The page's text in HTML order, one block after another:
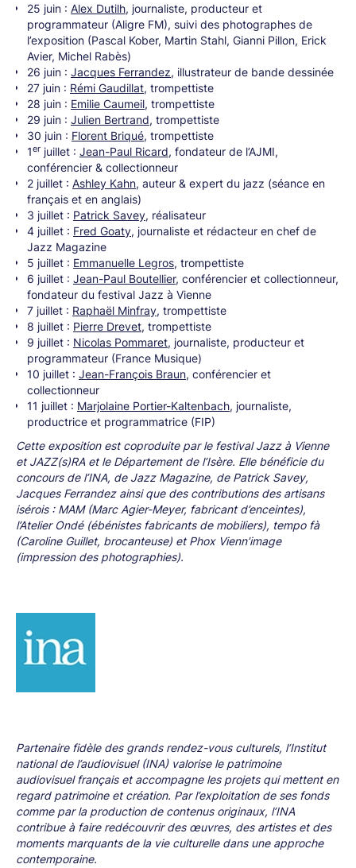
25 juin : Alex Dutilh, journaliste, producteur et
programmateur (Aligre FM), suivi des photographes de
l’exposition (Pascal Kober, Martin Stahl, Gianni Pillon, Erick
Avier, Michel Rabès)
26 juin : Jacques Ferrandez, illustrateur de bande dessinée
27 juin : Rémi Gaudillat, trompettiste
28 juin : Emilie Caumeil, trompettiste
29 juin : Julien Bertrand, trompettiste
30 juin : Florent Briqué, trompettiste
1er juillet : Jean-Paul Ricard, fondateur de l’AJMI,
conférencier & collectionneur
2 juillet : Ashley Kahn, auteur & expert du jazz (séance en
français et en anglais)
3 juillet : Patrick Savey, réalisateur
4 juillet : Fred Goaty, journaliste et rédacteur en chef de
Jazz Magazine
5 juillet : Emmanuelle Legros, trompettiste
6 juillet : Jean-Paul Boutellier, conférencier et collectionneur,
fondateur du festival Jazz à Vienne
7 juillet : Raphaël Minfray, trompettiste
8 juillet : Pierre Drevet, trompettiste
9 juillet : Nicolas Pommaret, journaliste, producteur et
programmateur (France Musique)
10 juillet : Jean-François Braun, conférencier et
collectionneur
11 juillet : Marjolaine Portier-Kaltenbach, journaliste,
productrice et programmatrice (FIP)
Cette exposition est coproduite par le festival Jazz à Vienne
et JAZZ(s)RA et le Département de l’Isère. Elle bénéficie du
concours de l’INA, de Jazz Magazine, de Patrick Savey,
Jacques Ferrandez ainsi que des contributions des artisans
isérois : MAM (Marc Agier-Meyer, fabricant d’enceintes),
l’Atelier Ondé (ébénistes fabricants de mobiliers), tempo fà
(Caroline Guillet, brocanteuse) et Phox Vienn’image
(impression des photographies).
Partenaire fidèle des grands rendez-vous culturels, l’Institut
national de l’audiovisuel (INA) valorise le patrimoine
audiovisuel français et accompagne les projets qui mettent en
regard patrimoine et création. Par l’exploitation de ses fonds
comme par la production de contenus originaux, l’INA
contribue à faire redécouvrir des œuvres, des artistes et des
moments marquants de la vie culturelle dans une approche
contemporaine.